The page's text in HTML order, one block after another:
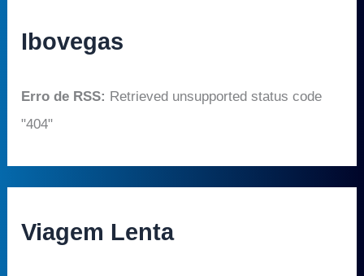
Ibovegas
Erro de RSS: Retrieved unsupported status code
"404"
Viagem Lenta